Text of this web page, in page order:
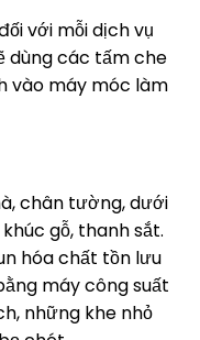
với mỗi dịch vụ
dùng các tấm che
vào máy móc làm
chân tường, dưới
gỗ, thanh sắt.
hóa chất tồn lưu
máy công suất
những khe nhỏ